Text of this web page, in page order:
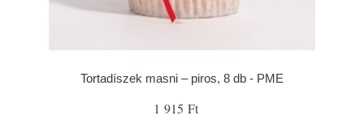
Tortadíszek masni – piros, 8 db - PME
1 915 Ft